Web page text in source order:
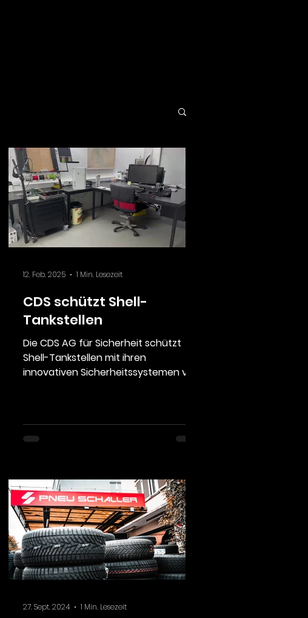
CDS schützt Shell-
Tankstellen
Die CDS AG für Sicherheit schützt
Shell-Tankstellen mit ihren
innovativen Sicherheitssystemen vor
12. Feb. 2025 1 Min. Lesezeit
27. Sept. 2024 1 Min. Lesezeit